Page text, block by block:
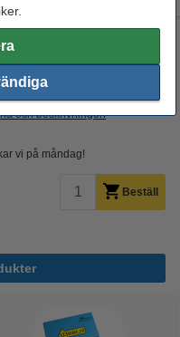
43 x 32 cm (LxB)
gul
och beskrivningen
vi på måndag!
Beställ